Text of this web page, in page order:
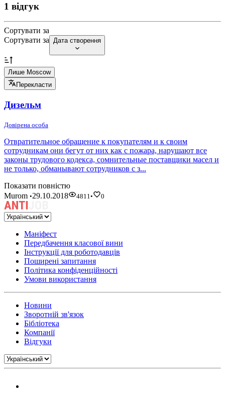
1 відгук
Сортувати за
Сортувати за Дата створення
Лише Moscow
Перекласти
Дизельм
Довірена особа
Отвратительное обращение к покупателям и к своим
сотрудникам они бегут от них как с пожара, нарушают все
законы трудового кодекса, сомнительные поставщики масел и
не только, обманывают сотрудников с з...
Показати повністю
Murom •29.10.2018 4811 • 0
Маніфест
Передбачення класової вини
Інструкції для роботодавців
Поширені запитання
Політика конфіденційності
Умови використання
Новини
Зворотній зв'язок
Бібліотека
Компанії
Відгуки